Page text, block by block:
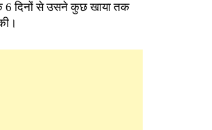
6 दिनों से उसने कुछ खाया तक